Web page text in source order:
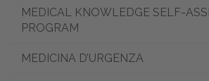
MEDICAL KNOWLEDGE SELF-
PROGRAM
MEDICINA D’URGENZA